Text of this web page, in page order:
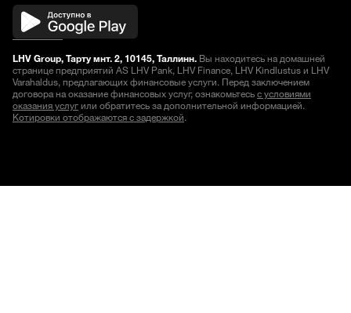
LHV Group, Тарту мнт. 2, 10145, Таллинн. Вы находитесь на домашней
странице предприятий AS LHV Pank, LHV Finance, LHV Kindlustus и LHV
Varahaldus, предлагающих финансовые услуги. Перед заключением
договора на оказание финансовых услуг, ознакомьтесьс условиями
оказания услугили обратитесь за дополнительной информацией.
Котировки отображаются с задержкой.